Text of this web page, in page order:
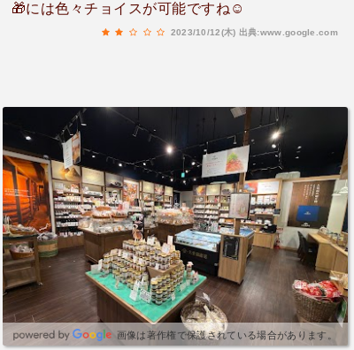
🎁には色々チョイスが可能ですね☺️
2023/10/12(木) 出典:www.google.com
画像は著作権で保護されている場合があります。